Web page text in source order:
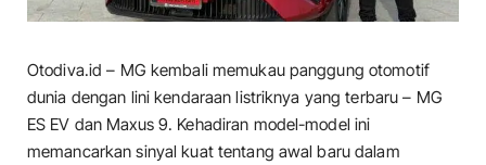
Otodiva.id – MG kembali memukau panggung otomotif
dunia dengan lini kendaraan listriknya yang terbaru – MG
ES EV dan Maxus 9. Kehadiran model-model ini
memancarkan sinyal kuat tentang awal baru dalam